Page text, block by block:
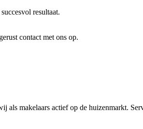
resultaat.
contact met ons op.
makelaars actief op de huizenmarkt.